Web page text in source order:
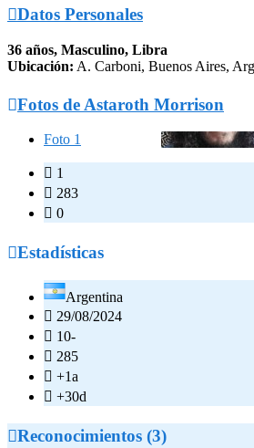
Datos Personales
36 años, Masculino, Libra
Ubicación: A. Carboni, Buenos Aires,
Fotos de Astaroth Morrison
Foto 1
 1
 283
 0
Estadísticas
Argentina
 29/08/2024
 10-
 285
 +1a
 +30d
Reconocimientos (3)